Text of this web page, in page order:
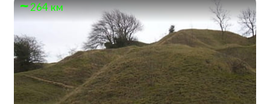
264 км